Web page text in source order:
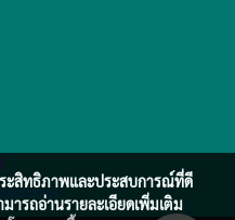
ระสิทธิภาพและประสบการณ์ที่ดี
ารถอ่านรายละเอียดเพิ่มเติม